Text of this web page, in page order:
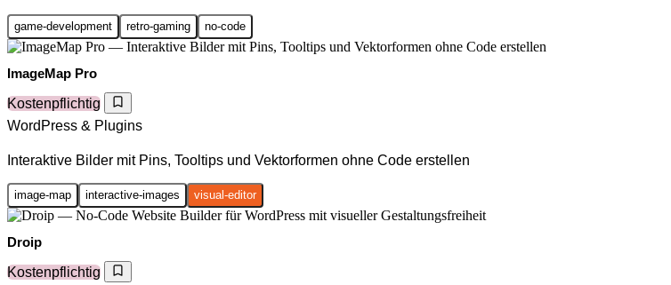
game-development retro-gaming no-code
ImageMap Pro
Kostenpflichtig
WordPress & Plugins
Interaktive Bilder mit Pins, Tooltips und Vektorformen ohne Code erstellen
image-map interactive-images visual-editor
Droip
Kostenpflichtig